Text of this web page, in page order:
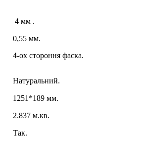
4 мм .
0,55 мм.
4-ох стороння фаска.
Натуральний.
1251*189 мм.
2.837 м.кв.
Так.